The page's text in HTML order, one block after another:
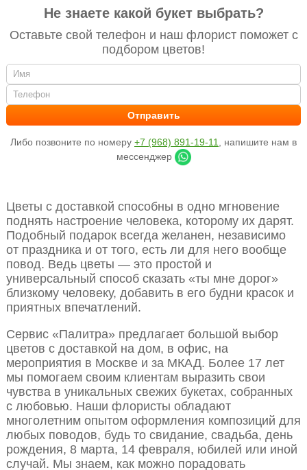
Не знаете какой букет выбрать?
Оставьте свой телефон и наш флорист поможет с
подбором цветов!
Либо позвоните по номеру +7 (968) 891-19-11
, напишите нам в
мессенджер
Цветы с доставкой способны в одно мгновение
поднять настроение человека, которому их дарят.
Подобный подарок всегда желанен, независимо
от праздника и от того, есть ли для него вообще
повод. Ведь цветы — это простой и
универсальный способ сказать «ты мне дорог»
близкому человеку, добавить в его будни красок и
приятных впечатлений.
Сервис «Палитра» предлагает большой выбор
цветов с доставкой на дом, в офис, на
мероприятия в Москве и за МКАД. Более 17 лет
мы помогаем своим клиентам выразить свои
чувства в уникальных свежих букетах, собранных
с любовью. Наши флористы обладают
многолетним опытом оформления композиций для
любых поводов, будь то свидание, свадьба, день
рождения, 8 марта, 14 февраля, юбилей или иной
случай. Мы знаем, как можно порадовать